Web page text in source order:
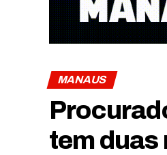
MANAUS
tem duas